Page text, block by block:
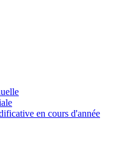
en cours d'année